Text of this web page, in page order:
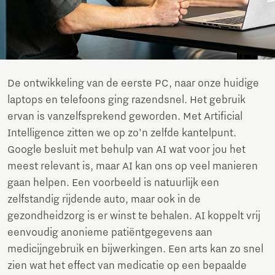
De ontwikkeling van de eerste PC, naar onze huidige
laptops en telefoons ging razendsnel. Het gebruik
ervan is vanzelfsprekend geworden. Met Artificial
Intelligence zitten we op zo’n zelfde kantelpunt.
Google besluit met behulp van AI wat voor jou het
meest relevant is, maar AI kan ons op veel manieren
gaan helpen. Een voorbeeld is natuurlijk een
zelfstandig rijdende auto, maar ook in de
gezondheidzorg is er winst te behalen. AI koppelt vrij
eenvoudig anonieme patiëntgegevens aan
medicijngebruik en bijwerkingen. Een arts kan zo snel
zien wat het effect van medicatie op een bepaalde